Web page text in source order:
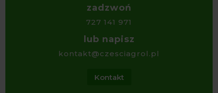
zadzwoń
727 141 971
lub napisz
kontakt@czesciagrol.pl
Kontakt